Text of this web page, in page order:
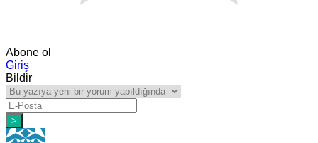
Abone ol
Giriş
Bildir